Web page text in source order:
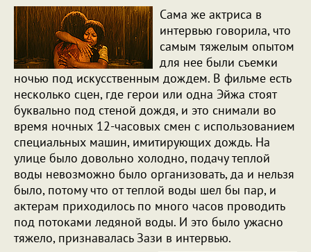
Сама же актриса в
интервью говорила, что
самым тяжелым опытом
для нее были съемки
ночью под искусственным дождем. В фильме есть
несколько сцен, где герои или одна Эйжа стоят
буквально под стеной дождя, и это снимали во
время ночных 12-часовых смен с использованием
специальных машин, имитирующих дождь. На
улице было довольно холодно, подачу теплой
воды невозможно было организовать, да и нельзя
было, потому что от теплой воды шел бы пар, и
актерам приходилось по много часов проводить
под потоками ледяной воды. И это было ужасно
тяжело, признавалась Зази в интервью.